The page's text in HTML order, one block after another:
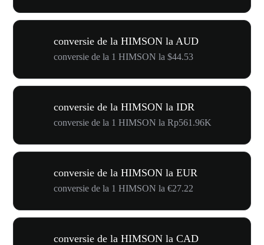
conversie de la HIMSON la AUD
conversie de la 1 HIMSON la $44.53
conversie de la HIMSON la IDR
conversie de la 1 HIMSON la Rp561.96K
conversie de la HIMSON la EUR
conversie de la 1 HIMSON la €27.22
conversie de la HIMSON la CAD